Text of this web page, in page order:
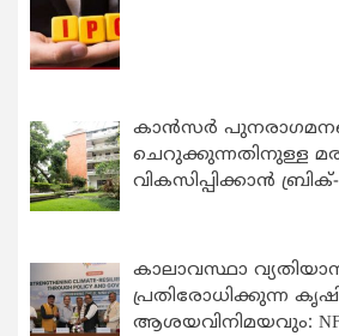
കാന്‍സര്‍
ചെറുക്കുന്നതിനുള്ള
വികസിപ്പിക്കാന്‍
കാലാവസ്ഥാ
പ്രതിരോധിക്കുന്ന
ആശയവിനിമയവും: